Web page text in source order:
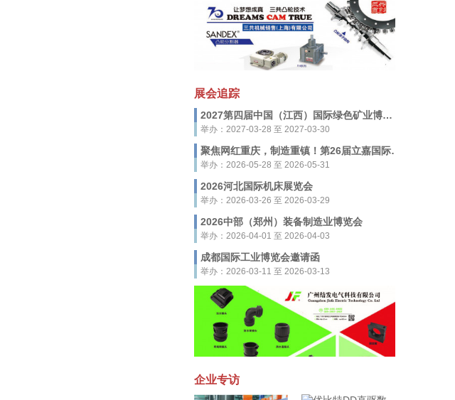
展会追踪
2027第四届中国（江西）国际绿色矿业博览会
举办：2027-03-28 至 2027-03-30
聚焦网红重庆，制造重镇！第26届立嘉国际智能装备展览会，5月28-31日启幕
举办：2026-05-28 至 2026-05-31
2026河北国际机床展览会
举办：2026-03-26 至 2026-03-29
2026中部（郑州）装备制造业博览会
举办：2026-04-01 至 2026-04-03
成都国际工业博览会邀请函
举办：2026-03-11 至 2026-03-13
企业专访